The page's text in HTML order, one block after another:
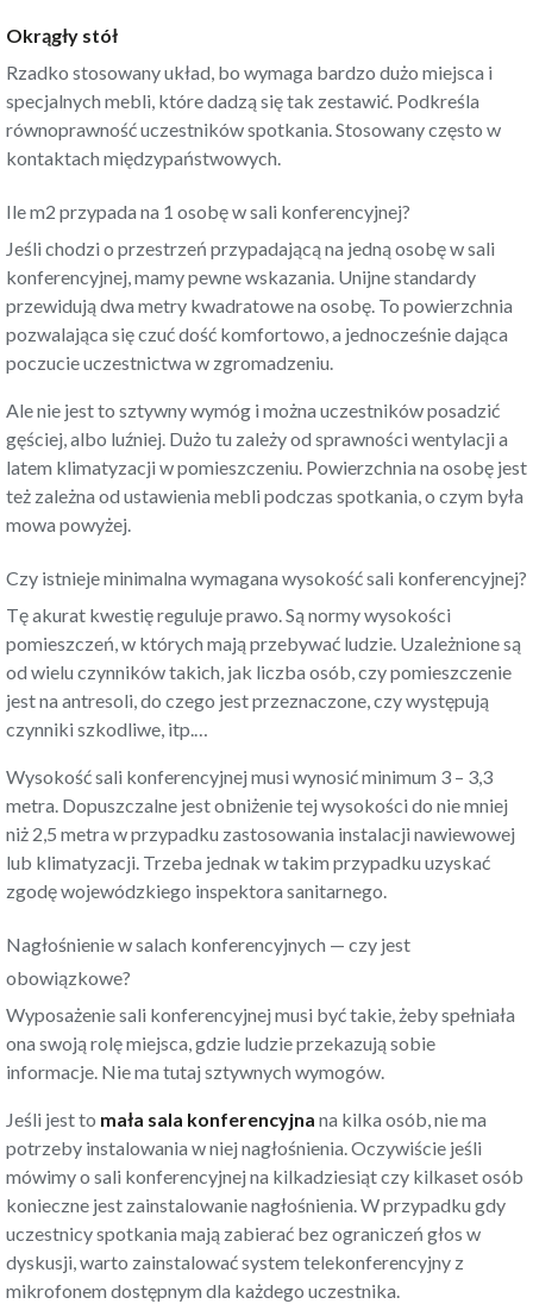
Okrągły stół
Rzadko stosowany układ, bo wymaga bardzo dużo miejsca i
specjalnych mebli, które dadzą się tak zestawić. Podkreśla
równoprawność uczestników spotkania. Stosowany często w
kontaktach międzypaństwowych.
Ile m2 przypada na 1 osobę w sali konferencyjnej?
Jeśli chodzi o przestrzeń przypadającą na jedną osobę w sali
konferencyjnej, mamy pewne wskazania. Unijne standardy
przewidują dwa metry kwadratowe na osobę. To powierzchnia
pozwalająca się czuć dość komfortowo, a jednocześnie dająca
poczucie uczestnictwa w zgromadzeniu.
Ale nie jest to sztywny wymóg i można uczestników posadzić
gęściej, albo luźniej. Dużo tu zależy od sprawności wentylacji a
latem klimatyzacji w pomieszczeniu. Powierzchnia na osobę jest
też zależna od ustawienia mebli podczas spotkania, o czym była
mowa powyżej.
Czy istnieje minimalna wymagana wysokość sali konferencyjnej?
Tę akurat kwestię reguluje prawo. Są normy wysokości
pomieszczeń, w których mają przebywać ludzie. Uzależnione są
od wielu czynników takich, jak liczba osób, czy pomieszczenie
jest na antresoli, do czego jest przeznaczone, czy występują
czynniki szkodliwe, itp.…
Wysokość sali konferencyjnej musi wynosić minimum 3 – 3,3
metra. Dopuszczalne jest obniżenie tej wysokości do nie mniej
niż 2,5 metra w przypadku zastosowania instalacji nawiewowej
lub klimatyzacji. Trzeba jednak w takim przypadku uzyskać
zgodę wojewódzkiego inspektora sanitarnego.
Nagłośnienie w salach konferencyjnych — czy jest
obowiązkowe?
Wyposażenie sali konferencyjnej musi być takie, żeby spełniała
ona swoją rolę miejsca, gdzie ludzie przekazują sobie
informacje. Nie ma tutaj sztywnych wymogów.
Jeśli jest to mała sala konferencyjna na kilka osób, nie ma
potrzeby instalowania w niej nagłośnienia. Oczywiście jeśli
mówimy o sali konferencyjnej na kilkadziesiąt czy kilkaset osób
konieczne jest zainstalowanie nagłośnienia. W przypadku gdy
uczestnicy spotkania mają zabierać bez ograniczeń głos w
dyskusji, warto zainstalować system telekonferencyjny z
mikrofonem dostępnym dla każdego uczestnika.